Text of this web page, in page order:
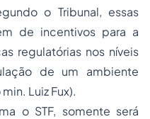
o Tribunal, essas
de incentivos para a
regulatórias nos níveis
de um ambiente
Luiz Fux).
o STF, somente será